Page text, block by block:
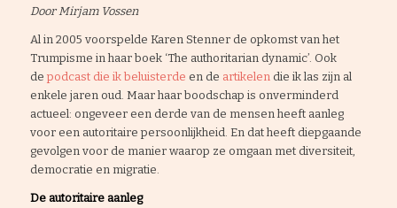
Door Mirjam Vossen
Al in 2005 voorspelde Karen Stenner de opkomst van het
Trumpisme in haar boek ‘The authoritarian dynamic’. Ook
de podcast die ik beluisterde en de artikelen die ik las zijn al
enkele jaren oud. Maar haar boodschap is onverminderd
actueel: ongeveer een derde van de mensen heeft aanleg
voor een autoritaire persoonlijkheid. En dat heeft diepgaande
gevolgen voor de manier waarop ze omgaan met diversiteit,
democratie en migratie.
De autoritaire aanleg